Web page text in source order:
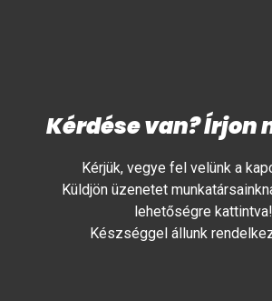
Kérdése van? Írjon
Kérjük, vegye fel velünk a
Küldjön üzenetet
lehetőségre kattintva!
Készséggel állunk